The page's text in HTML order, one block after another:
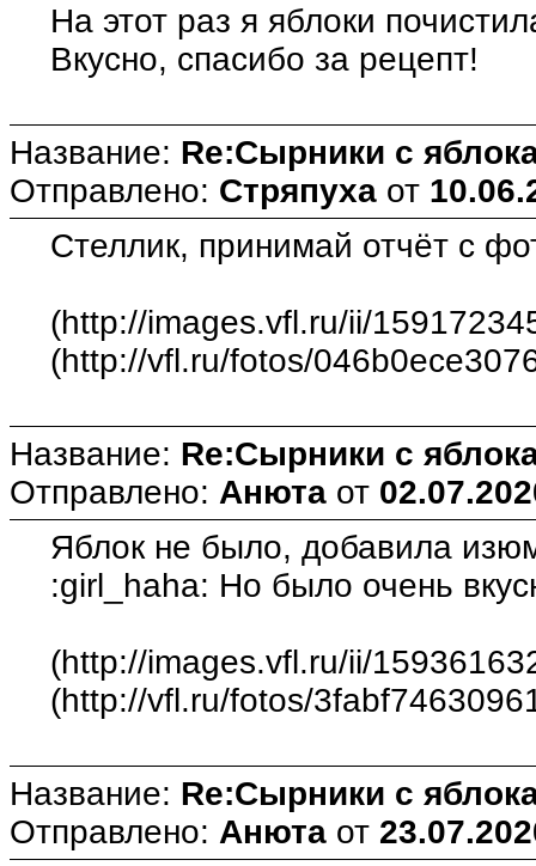
На этот раз я яблоки
Вкусно, спасибо за рецепт!
Название: Re:Сырники с
Отправлено: Стряпуха от
Стеллик, принимай отчёт с
(http://images.vfl.ru/ii/
(http://vfl.ru/fotos/
Название: Re:Сырники с
Отправлено: Анюта от
Яблок не было, добавила
:girl_haha: Но было очень
(http://images.vfl.ru/ii/
(http://vfl.ru/fotos/
Название: Re:Сырники с
Отправлено: Анюта от